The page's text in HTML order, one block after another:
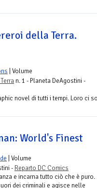
della Terra.
| Volume
n. 1 - Planeta DeAgostini -
novel di tutti i tempi. Loro ci
World's Finest
| Volume
- Reparto DC Comics
e incarna tutto ciò che è puro.
dei criminali e agisce nelle